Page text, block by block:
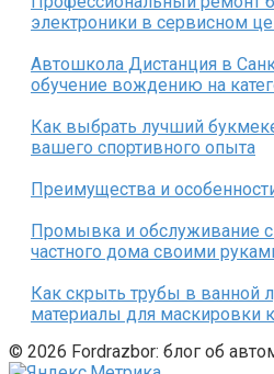
электроники в сервисном
Автошкола Дистанция в
обучение вождению на
Как выбрать лучший
вашего спортивного опыта
Преимущества и
Промывка и обслуживание
частного дома своими
Как скрыть трубы в ванной
материалы для маскировки
© 2026 Fordrazbor: блог об